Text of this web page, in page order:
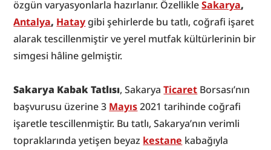
özgün varyasyonlarla hazırlanır. Özellikle Sakarya
Antalya, Hatay gibi şehirlerde bu tatlı, coğrafi işaret
alarak tescillenmiştir ve yerel mutfak kültürlerinin bir
simgesi hâline gelmiştir.
Sakarya Kabak Tatlısı, Sakarya Ticaret Borsası’nın
başvurusu üzerine 3 Mayıs 2021 tarihinde coğrafi
işaretle tescillenmiştir. Bu tatlı, Sakarya’nın verimli
topraklarında yetişen beyaz kestane kabağıyla